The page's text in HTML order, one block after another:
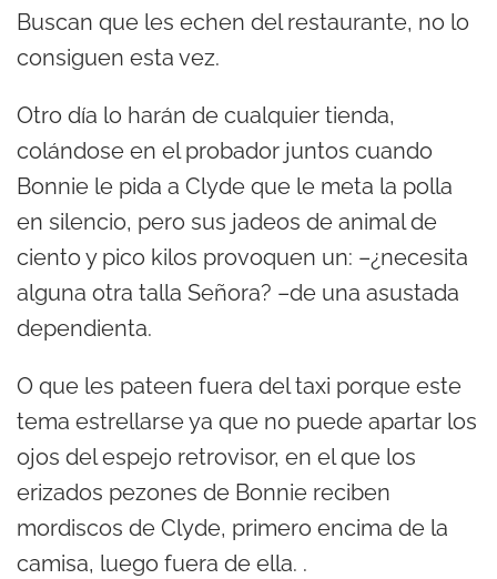
Buscan que les echen del restaurante, no lo
consiguen esta vez.
Otro día lo harán de cualquier tienda,
colándose en el probador juntos cuando
Bonnie le pida a Clyde que le meta la polla
en silencio, pero sus jadeos de animal de
ciento y pico kilos provoquen un: –¿necesita
alguna otra talla Señora? –de una asustada
dependienta.
O que les pateen fuera del taxi porque este
tema estrellarse ya que no puede apartar los
ojos del espejo retrovisor, en el que los
erizados pezones de Bonnie reciben
mordiscos de Clyde, primero encima de la
camisa, luego fuera de ella. .